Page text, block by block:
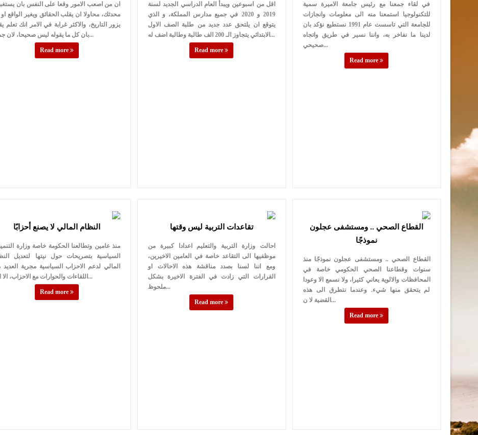
عارف بيك
ان من اصعب الامور وقعا على النفس بان
محدثك، محاولا ان يقلب الحقائق ويغير الواقع
يزور التاريخ، والاكثر غرابة في الامر انك تعلم
بان كل ما يقوله ليس صحيحا، لان جمي...
Read more
اقل من اسبوعين ويبدأ العام الدراسي الجديد لسنة
2019 و 2020 في جميع مدارس المملكة، و الذي
يتوقع ان يلتحق عدد جديد من طلبة الصف الاول
الابتدائي يتجاوز الـ 200 الف طالبة وطالبة اضف له...
Read more
في لقاء جمعنا مع رئيس جامعة الاميرة سمية
للتكنولوجيا استمعنا منه الى معلومات وانجازات
للجامعة التي تاسست عام 1991 نستطيع نؤكد بان
لدينا ما نفاخر به، واننا نسير في طريق واتجاه
صحيحي...
Read more
النظام المالي لا يصنع أحزابًا
السياسية بتصريحات حول نيتها لتعديل
المالي لدعم الاحزاب السياسية مجرية
اللقاءات والحوارات مع الاحزاب، الا انها...
Read more
تقاعدات التربية ليس وقتها
احالت وزارة التربية والتعليم اعدادا كبيرة من
موظفيها الى التقاعد خاصة في العامين الاخيرين،
ومع اننا لسنا بصدد مناقشة هذه الاحالات او
القرارات التي زادت في الفترة الاخيرة بشكل
ملحوظ...
Read more
القطاع الصحي .. ومستشفى عجلون
نموذجًا
القطاع الصحي .. ومستشفى عجلون نموذجًا منذ
سنوات وقطاعنا الصحي الحكومي خاصة في
المحافظات والالوية يعاني كثيرا، ولا نسمع الا وعودا
لم يتحقق منها شيء. وعندما نتطرق الى هذه
القضية لا ن...
Read more